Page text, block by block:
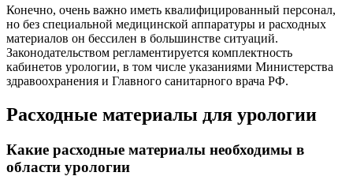
Конечно, очень важно иметь квалифицированный персонал,
но без специальной медицинской аппаратуры и расходных
материалов он бессилен в большинстве ситуаций.
Законодательством регламентируется комплектность
кабинетов урологии, в том числе указаниями Министерства
здравоохранения и Главного санитарного врача РФ.
Расходные материалы для урологии
Какие расходные материалы необходимы в
области урологии